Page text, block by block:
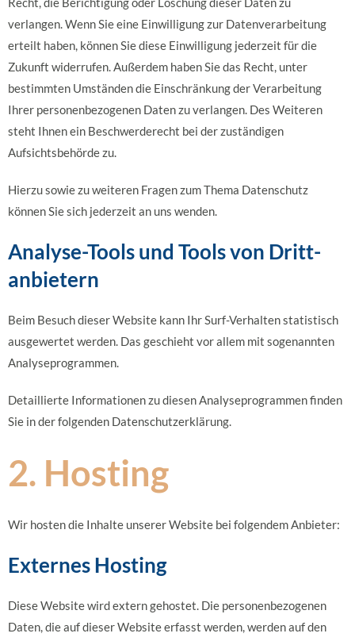
verlangen. Wenn Sie eine Einwilligung zur Datenverarbeitung
erteilt haben, können Sie diese Einwilligung jederzeit für die
Zukunft widerrufen. Außerdem haben Sie das Recht, unter
bestimmten Umständen die Einschränkung der Verarbeitung
Ihrer personenbezogenen Daten zu verlangen. Des Weiteren
steht Ihnen ein Beschwerderecht bei der zuständigen
Aufsichtsbehörde zu.
Hierzu sowie zu weiteren Fragen zum Thema Datenschutz
können Sie sich jederzeit an uns wenden.
Analyse-Tools und Tools von Dritt­
anbietern
Beim Besuch dieser Website kann Ihr Surf-Verhalten statistisch
ausgewertet werden. Das geschieht vor allem mit sogenannten
Analyseprogrammen.
Detaillierte Informationen zu diesen Analyseprogrammen finden
Sie in der folgenden Datenschutzerklärung.
2. Hosting
Wir hosten die Inhalte unserer Website bei folgendem Anbieter:
Externes Hosting
Diese Website wird extern gehostet. Die personenbezogenen
Daten, die auf dieser Website erfasst werden, werden auf den